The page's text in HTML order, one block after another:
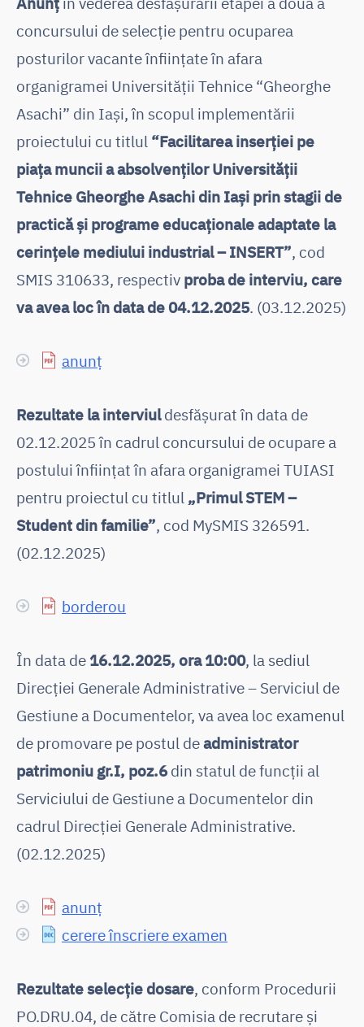
concursului de selecție pentru ocuparea
posturilor vacante înfiinţate în afara
organigramei Universității Tehnice “Gheorghe
Asachi” din Iași, în scopul implementării
proiectului cu titlul “Facilitarea inserției pe
piața muncii a absolvenților Universității
Tehnice Gheorghe Asachi din Iași prin stagii de
practică și programe educaționale adaptate la
cerințele mediului industrial – INSERT”, cod
SMIS 310633, respectiv proba de interviu, care
va avea loc în data de 04.12.2025. (03.12.2025)
anunț
Rezultate la interviuldesfășurat în data de
02.12.2025 în cadrul concursului de ocupare a
postului înființat în afara organigramei TUIASI
pentru proiectul cu titlul „Primul STEM –
Student din familie”, cod MySMIS 326591.
(02.12.2025)
borderou
În data de 16.12.2025, ora 10:00, la sediul
Direcției Generale Administrative – Serviciul de
Gestiune a Documentelor, va avea loc examenul
de promovare pe postul deadministrator
patrimoniu gr.I, poz.6din statul de funcții al
Serviciului de Gestiune a Documentelor din
cadrul Direcției Generale Administrative.
(02.12.2025)
anunț
cerere înscriere examen
Rezultate selecţie dosare, conform Procedurii
PO.DRU.04, de către Comisia de recrutare și